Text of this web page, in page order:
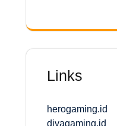
Links
herogaming.id
divagaming.id